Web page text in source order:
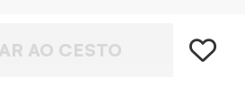
AO CESTO